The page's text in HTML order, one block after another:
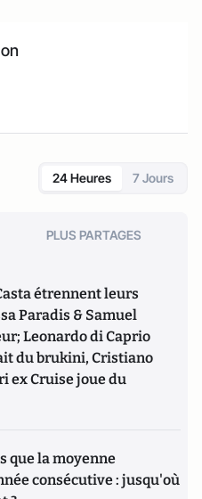
24 Heures 7 Jours
PLUS PARTAGES
étrennent leurs
Paradis & Samuel
Leonardo di Caprio
du brukini, Cristiano
ex Cruise joue du
que la moyenne
consécutive : jusqu'où